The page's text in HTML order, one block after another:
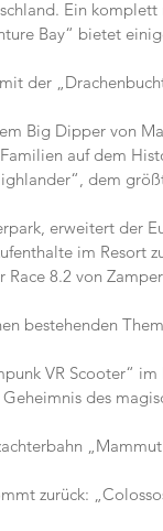
Ein
Bay“ bietet
der
Big Dipper von
auf dem
dem
erweitert der
im Resort
8.2 von
bestehenden
VR Scooter“
des
zurück: